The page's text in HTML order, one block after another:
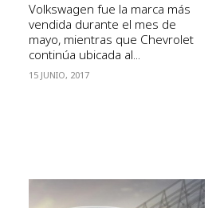
Volkswagen fue la marca más
vendida durante el mes de
mayo, mientras que Chevrolet
continúa ubicada al...
15 JUNIO, 2017